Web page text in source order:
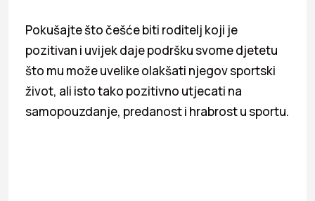
Pokušajte što češće biti roditelj koji je
pozitivan i uvijek daje podršku svome djetetu
što mu može uvelike olakšati njegov sportski
život, ali isto tako pozitivno utjecati na
samopouzdanje, predanost i hrabrost u sportu.